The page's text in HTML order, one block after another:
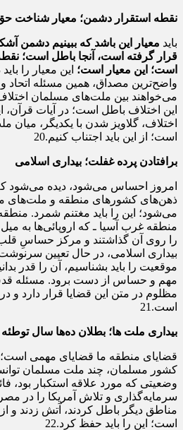
نقطه استقرار دشمن؛ معیار شناخت
باید معیار این باشد كه ببینیم دشمن
قرار گرفته است، آنجا باطل است؛
است؛ این معیار است؛ این معیار را
واضح‌ترین مصداق، همین مسئله‌ اتحاد
می‌خواهند بین ملت‌هاى مسلمان اختلاف
این اختلاف باطل است؛ در آیات قرآن،
اختلاف، گلاویز شدن با یكدیگر،
است؛ از این باید اجتناب كنیم.20
برافتادن پرده غفلت؛ بیداری اسلامی
امروز احساس می‌شود، دیده می‌شود
ذهن‌هاى كشورهاى منطقه و ملت‌هاى
می‌شود؛ این را باید مغتنم شمرد.
منطقه‌ غرب آسیا ـ كه اروپائى‌ها به
را روى آن گذاشتند و مركز حساسِ
بیدارى اسلامى، در حال تعیین
موقعیت را باید بشناسیم، آن را قدر
مهم و حساس از دست برود. مسئله‌
مظلوم در متن این قضایا قرار دارد و
است.21
بیداری ملت ها؛ بطلان ده‌ها سال توطئه
قضایاى منطقه‌ ما قضایاى مهمى است؛
كشور مسلمان، چند ملت مسلمان
وضعیتى كه مورد علاقه‌ استكبار بود،
سرمایه‌گذارى و تلاش آمریكا را در
مناطق دیگر باطل كردند، آتش زدند و از
است؛ این را باید حفظ كرد.22